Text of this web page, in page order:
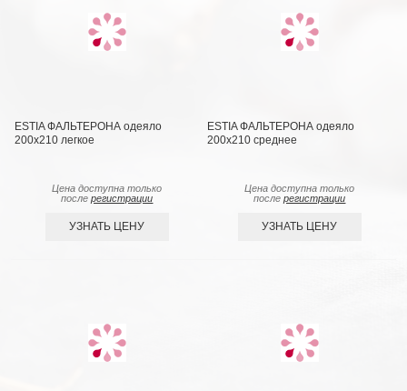
ESTIA ФАЛЬТЕРОНА одеяло
200х210 легкое
Цена доступна только
послерегистрации
УЗНАТЬ ЦЕНУ
ESTIA ФАЛЬТЕРОНА одеяло
200х210 среднее
Цена доступна только
послерегистрации
УЗНАТЬ ЦЕНУ